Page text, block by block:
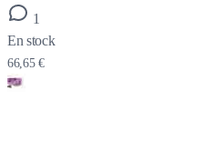
1
En stock
66,65 €